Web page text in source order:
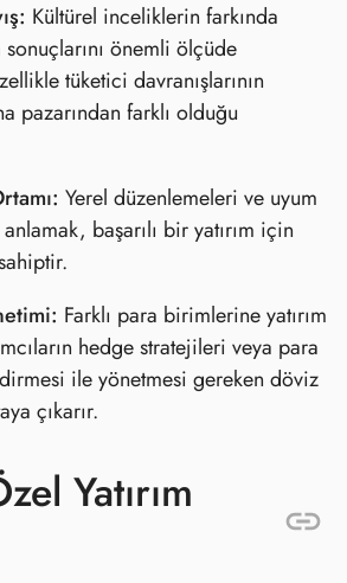
Kültürel inceliklerin farkında
sonuçlarını önemli ölçüde
tüketici davranışlarının
pazarından farklı olduğu
Yerel düzenlemeleri ve uyum
başarılı bir yatırım için
Farklı para birimlerine yatırım
hedge stratejileri veya para
ile yönetmesi gereken döviz
çıkarır.
Yatırım